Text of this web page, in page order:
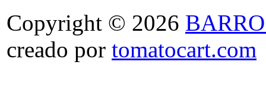
Copyright © 2026
creado por tomatocart.com